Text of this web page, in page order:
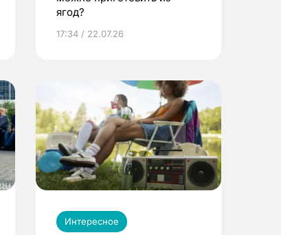
ягод?
17:34 / 22.07.26
Интересное